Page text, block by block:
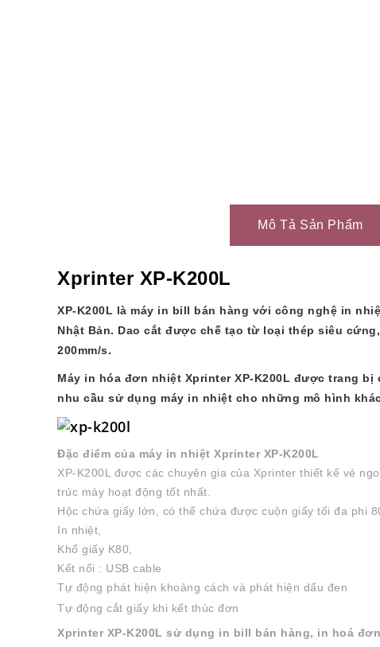
Mô Tả Sản Phẩm
Xprinter XP-K200L
XP-K200L là máy in bill bán hàng với công nghệ in
Nhật Bản. Dao cắt được chế tạo từ loại thép siêu
200mm/s.
Máy in hóa đơn nhiệt Xprinter XP-K200L được trang bị
nhu cầu sử dụng máy in nhiệt cho những mô hình
Đặc điểm của máy in nhiệt Xprinter XP-K200L
XP-K200L được các chuyên gia của Xprinter thiết kế vẻ
trúc máy hoạt động tốt nhất.
Hộc chứa giấy lớn, có thể chứa được cuộn giấy tối đa phi
In nhiệt,
Khổ giấy K80,
Kết nối : USB cable
Tự động phát hiện khoảng cách và phát hiện dấu đen
Tự động cắt giấy khi kết thúc đơn
Xprinter XP-K200L sử dụng in bill bán hàng, in hoá